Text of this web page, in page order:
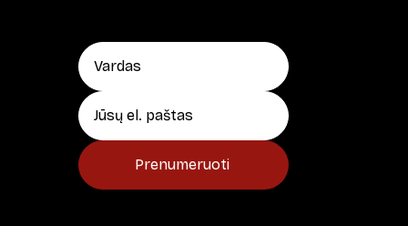
Prenumeruoti